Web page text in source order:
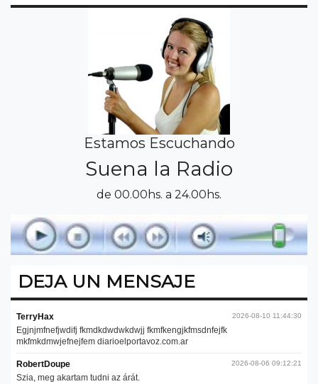
Estamos Escuchando
Suena la Radio
de 00.00hs. a 24.00hs.
DEJA UN MENSAJE